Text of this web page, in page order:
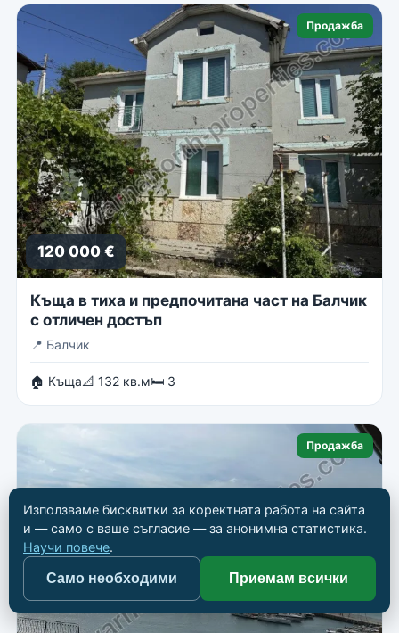
Продажба
120 000 €
Къща в тиха и предпочитана част на Балчик
с отличен достъп
📍 Балчик
🏠 Къща📐 132 кв.м🛏 3
Продажба
Използваме бисквитки за коректната работа на сайта
и — само с ваше съгласие — за анонимна статистика.
Научи повече.
Само необходими Приемам всички